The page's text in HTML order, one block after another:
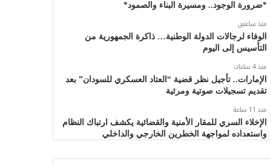
*ضرورة الوجود.. ومسيرة البناء والصمود*
منذ ساعتين
الوفاء لرجالات الدولة الوطنية… ذاكرة الجمهورية من
التأسيس إلى اليوم
منذ 4 ساعات
الإمارات.. تأجيل نظر قضية “العتاد العسكري للسودان” بعد
تقديم تسجيلات صوتية ومرئية
منذ 11 ساعة
الإخلاء السري للمقار الأمنية والقضائية يكشف ارتباك النظام
واستعداده لمواجهة الخطرين الخارجي والداخلي